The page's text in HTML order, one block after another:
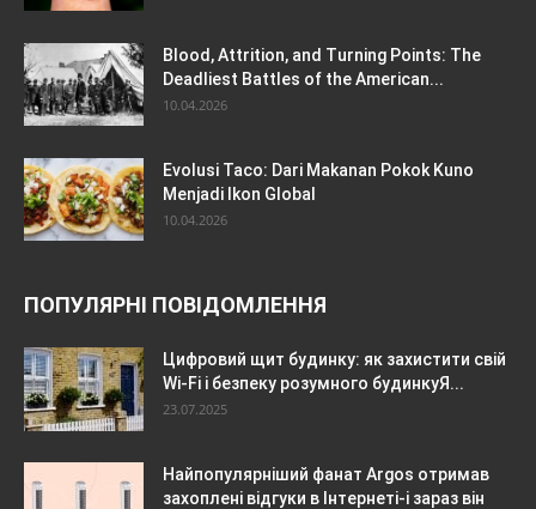
Blood, Attrition, and Turning Points: The
Deadliest Battles of the American...
10.04.2026
Evolusi Taco: Dari Makanan Pokok Kuno
Menjadi Ikon Global
10.04.2026
ПОПУЛЯРНІ ПОВІДОМЛЕННЯ
Цифровий щит будинку: як захистити свій
Wi-Fi і безпеку розумного будинкуЯ...
23.07.2025
Найпопулярніший фанат Argos отримав
захоплені відгуки в Інтернеті-і зараз він